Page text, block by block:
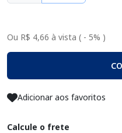
Ou R$ 4,66 à vista ( - 5% )
Adicionar aos favoritos
Calcule o frete